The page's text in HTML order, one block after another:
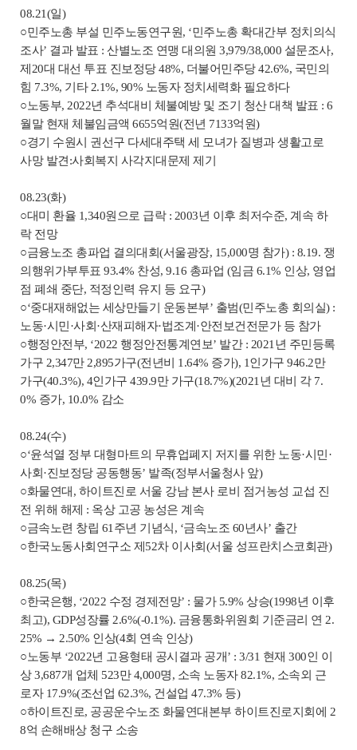
08.21(일)
○민주노총 부설 민주노동연구원, ‘민주노총 확대간부 정치의식
조사’ 결과 발표 : 산별노조 연맹 대의원 3,979/38,000 설문조사,
제20대 대선 투표 진보정당 48%, 더불어민주당 42.6%, 국민의
힘 7.3%, 기타 2.1%, 90% 노동자 정치세력화 필요하다
○노동부, 2022년 추석대비 체불예방 및 조기 청산 대책 발표 : 6
월말 현재 체불임금액 6655억원(전년 7133억원)
○경기 수원시 권선구 다세대주택 세 모녀가 질병과 생활고로
사망 발견:사회복지 사각지대문제 제기
08.23(화)
○대미 환율 1,340원으로 급락 : 2003년 이후 최저수준, 계속 하
락 전망
○금융노조 총파업 결의대회(서울광장, 15,000명 참가) : 8.19. 쟁
의행위가부투표 93.4% 찬성, 9.16 총파업 (임금 6.1% 인상, 영업
점 폐쇄 중단, 적정인력 유지 등 요구)
○‘중대재해없는 세상만들기 운동본부’ 출범(민주노총 회의실) :
노동·시민·사회·산재피해자·법조계·안전보건전문가 등 참가
○행정안전부, ‘2022 행정안전통계연보’ 발간 : 2021년 주민등록
가구 2,347만 2,895가구(전년비 1.64% 증가), 1인가구 946.2만
가구(40.3%), 4인가구 439.9만 가구(18.7%)(2021년 대비 각 7.
0% 증가, 10.0% 감소
08.24(수)
○‘윤석열 정부 대형마트의 무휴업폐지 저지를 위한 노동·시민·
사회·진보정당 공동행동’ 발족(정부서울청사 앞)
○화물연대, 하이트진로 서울 강남 본사 로비 점거농성 교섭 진
전 위해 해제 : 옥상 고공 농성은 계속
○금속노련 창립 61주년 기념식, ‘금속노조 60년사’ 출간
○한국노동사회연구소 제52차 이사회(서울 성프란치스코회관)
08.25(목)
○한국은행, ‘2022 수정 경제전망’ : 물가 5.9% 상승(1998년 이후
최고), GDP성장률 2.6%(-0.1%). 금융통화위원회 기준금리 연 2.
25% → 2.50% 인상(4회 연속 인상)
○노동부 ‘2022년 고용형태 공시결과 공개’ : 3/31 현재 300인 이
상 3,687개 업체 523만 4,000명, 소속 노동자 82.1%, 소속외 근
로자 17.9%(조선업 62.3%, 건설업 47.3% 등)
○하이트진로, 공공운수노조 화물연대본부 하이트진로지회에 2
8억 손해배상 청구 소송